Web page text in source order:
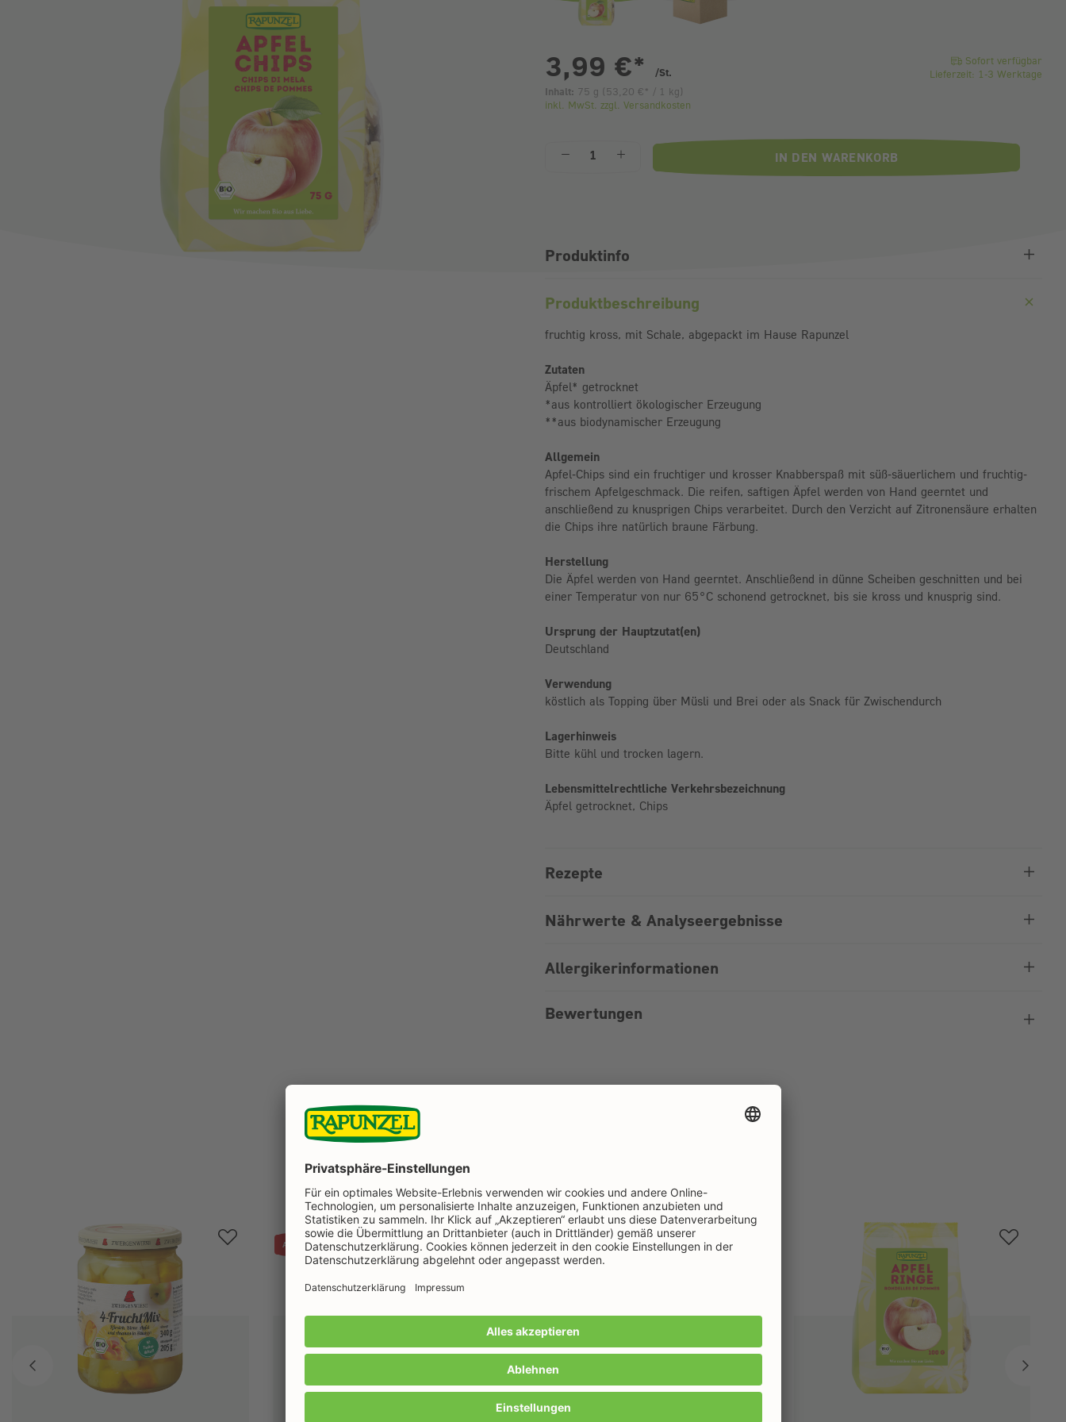
3,99 €* /St.
Inhalt: 75 g ( 53,20 € * / 1 kg)
inkl. MwSt. zzgl. Versandkosten
Sofort verfügbar
Lieferzeit: 1-3 Werktage
Anzahl IN DEN WARENKORB
Produktinfo
Produktbeschreibung
fruchtig kross, mit Schale, abgepackt im Hause Rapunzel
Zutaten
Äpfel* getrocknet
*aus kontrolliert ökologischer Erzeugung
**aus biodynamischer Erzeugung
Allgemein
Apfel-Chips sind ein fruchtiger und krosser Knabberspaß mit süß-säuerlichem und fruchtig-
frischem Apfelgeschmack. Die reifen, saftigen Äpfel werden von Hand geerntet und
anschließend zu knusprigen Chips verarbeitet. Durch den Verzicht auf Zitronensäure erhalten
die Chips ihre natürlich braune Färbung.
Herstellung
Die Äpfel werden von Hand geerntet. Anschließend in dünne Scheiben geschnitten und bei
einer Temperatur von nur 65°C schonend getrocknet, bis sie kross und knusprig sind.
Ursprung der Hauptzutat(en)
Deutschland
Verwendung
köstlich als Topping über Müsli und Brei oder als Snack für Zwischendurch
Lagerhinweis
Bitte kühl und trocken lagern.
Lebensmittelrechtliche Verkehrsbezeichnung
Äpfel getrocknet, Chips
Rezepte
Nährwerte & Analyseergebnisse
Allergikerinformationen
Bewertungen
Noch mehr süße Früchtchen
AKTIONSPREIS